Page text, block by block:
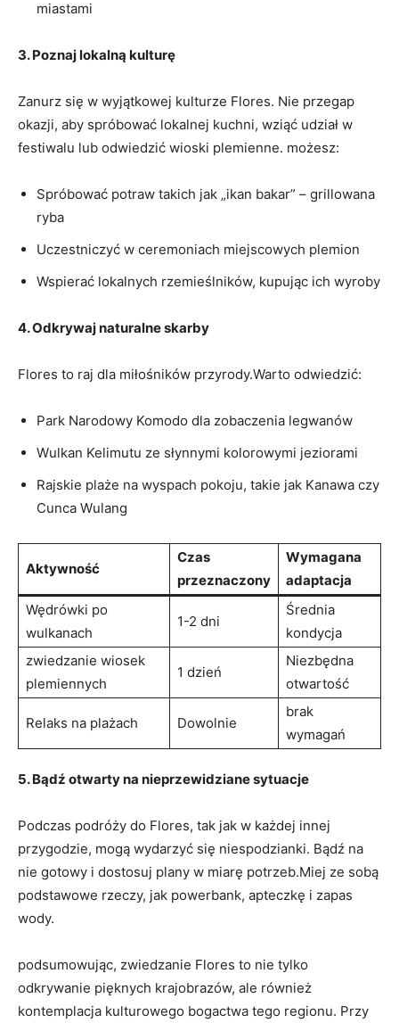
miastami
3. Poznaj lokalną‍ kulturę
Zanurz się w ‍wyjątkowej kulturze ⁣Flores. ⁢Nie przegap
okazji,⁣ aby spróbować⁤ lokalnej ​kuchni,‌ wziąć udział w
⁢festiwalu lub⁣ odwiedzić wioski plemienne.⁢ możesz:
Spróbować potraw takich jak „ikan bakar” – grillowana
ryba
Uczestniczyć w ceremoniach‌ miejscowych plemion
Wspierać lokalnych​ rzemieślników, kupując ich wyroby
4. Odkrywaj naturalne skarby
Flores to raj dla miłośników przyrody.Warto odwiedzić:
Park Narodowy Komodo dla zobaczenia legwanów
Wulkan Kelimutu ze słynnymi ⁢kolorowymi jeziorami
Rajskie plaże na wyspach pokoju, takie jak⁢ Kanawa czy
Cunca Wulang
Aktywność
Czas
przeznaczony
Wymagana‍
adaptacja
Wędrówki ‍po
wulkanach
1-2 ⁢dni
Średnia
kondycja
zwiedzanie wiosek
plemiennych
1‌ dzień
Niezbędna
⁢otwartość
Relaks na plażach Dowolnie
brak
⁤wymagań
5. Bądź otwarty na nieprzewidziane sytuacje
Podczas podróży do Flores, tak jak w każdej innej
przygodzie, mogą wydarzyć się niespodzianki. Bądź na
⁢nie gotowy i dostosuj plany w miarę potrzeb.Miej ze ‌sobą
podstawowe⁤ rzeczy, jak powerbank, apteczkę⁣ i zapas⁤
wody.
podsumowując, ‌zwiedzanie Flores to ‍nie tylko
odkrywanie ​pięknych krajobrazów, ⁢ale również
kontemplacja ⁤kulturowego bogactwa tego regionu. Przy